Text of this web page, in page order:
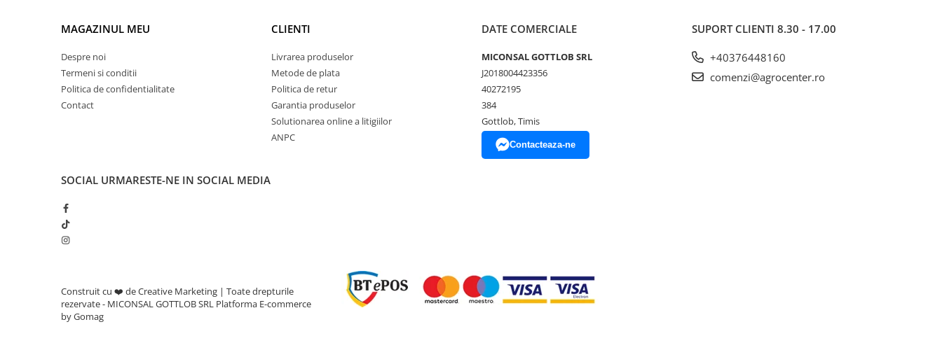
Banda de picurare
Tub picurare
Accesorii pentru irigatii
Furtun gradina
Tratament seminte
Dezinfectant de sol
Culturi BIO
Pompe de apa si hidrofoare
MAGAZINUL MEU
Despre noi
Termeni si conditii
Politica de confidentialitate
Contact
CLIENTI
Livrarea produselor
Metode de plata
Politica de retur
Garantia produselor
Solutionarea online a litigiilor
ANPC
DATE COMERCIALE
MICONSAL GOTTLOB SRL
J2018004423356
40272195
384
Gottlob, Timis
Contacteaza-ne
SUPORT CLIENTI 8.30 - 17.00
+40376448160
comenzi@agrocenter.ro
SOCIAL URMARESTE-NE IN SOCIAL MEDIA
Construit cu ❤️ de Creative Marketing | Toate drepturile
rezervate - MICONSAL GOTTLOB SRL Platforma E-commerce
by Gomag